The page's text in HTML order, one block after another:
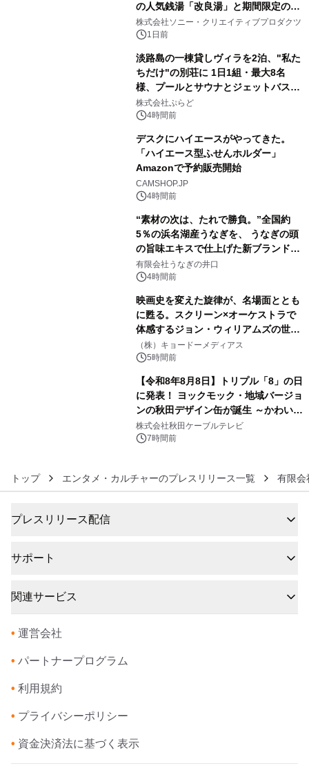
の人気銭湯「改良湯」と期間限定のコ
ラボレーション サウナイキタイコラ
ボグッズも発売決定！
株式会社ソニー・クリエイティブプロダクツ
1日前
淡路島の一棟貸しヴィラを2泊、"私た
ちだけ"の別荘に 1日1組・最大8名
様、プールとサウナとジェットバス付
きで Villa Mon Temps AWAJIの連泊
素泊りプラン
株式会社ぷらど
4時間前
デスクにハイエースがやってきた。
「ハイエース型ふせんホルダー」
Amazonで予約販売開始
CAMSHOP.JP
4時間前
“素材の次は、たれで勝負。”全国約
5％の浜名湖産うなぎを、 うなぎの頭
の旨味エキスで仕上げた新ブランド
「井口の誉」誕生
有限会社うなぎの井口
4時間前
映画史を変えた旋律が、名場面ととも
に甦る。スクリーン×オーケストラで
体感するジョン・ウィリアムズの世
界。ジョン・ウィリアムズ：シネマ・
スペクタキュラー・コンサート 開催決
（株）キョードーメディアス
5時間前
【令和8年8月8日】トリプル「8」の日
に発表！ ヨックモック・地域バージョ
ンの秋田デザイン缶が誕生 ～かわいい
秋田犬の子犬と秋田の四季と名所を巡
るパッケージ～ 9月1日(火)秋田県内で
株式会社秋田ケーブルテレビ
7時間前
トップ エンタメ・カルチャーのプレスリリース一覧 有限会
プレスリリース配信
サポート
関連サービス
• 運営会社
• パートナープログラム
• 利用規約
• プライバシーポリシー
• 資金決済法に基づく表示